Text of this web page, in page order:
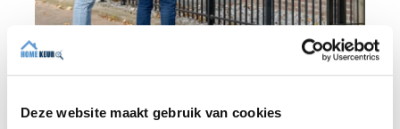
Deze website maakt gebruik van cookies
BLOG
31 JULI 2026